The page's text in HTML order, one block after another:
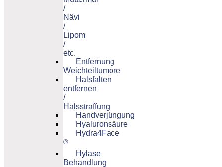
/
Nävi
/
Lipom
/
etc.
Entfernung
Weichteiltumore
Halsfalten
entfernen
/
Halsstraffung
Handverjüngung
Hyaluronsäure
Hydra4Face
®
Hylase
Behandlung